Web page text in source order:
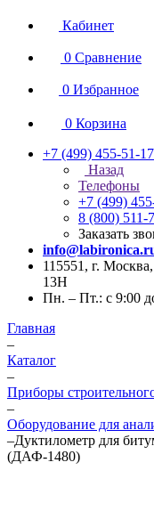
Кабинет
0 Сравнение
0 Избранное
0 Корзина
+7 (499) 455-51-17
Назад
Телефоны
+7 (499)
8 (800) 511-
Заказать
115551, г.
13Н
Пн. – Пт.: с 9:00
Главная
–
Каталог
–
Приборы
–
Оборудование для
–Дуктилометр для
(ДАФ-1480)